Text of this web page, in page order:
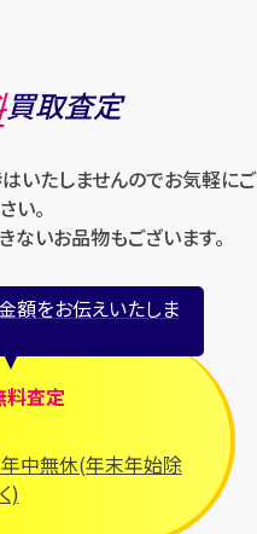
買取査定
いたしませんのでお気軽にご
い。
いお品物もございます。
額をお伝えいたしま
料査定
年中無休(年末年始除
く)